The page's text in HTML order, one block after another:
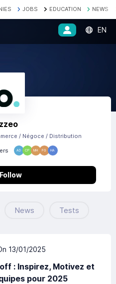
JOBS EDUCATION NEWS
EN
AD CP MH FG HA
/ Négoce / Distribution
Follow
News Tests
13/01/2025
: Inspirez, Motivez et
pour 2025